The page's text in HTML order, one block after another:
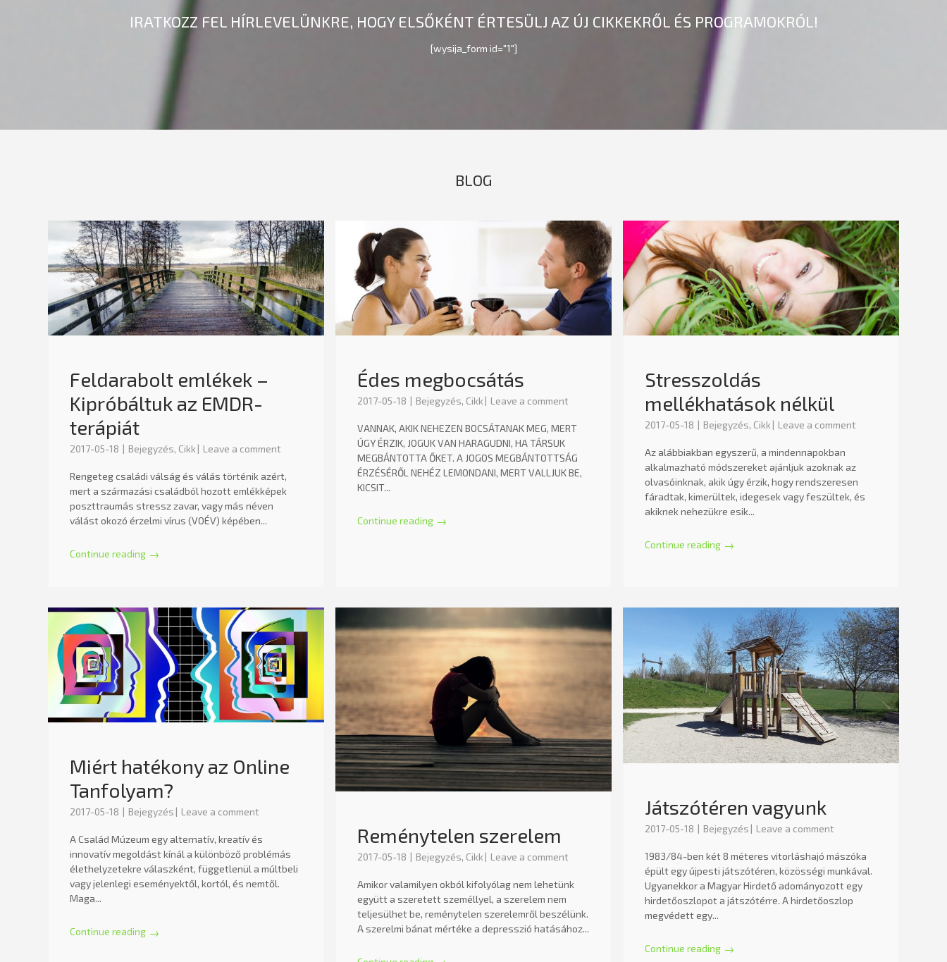
IRATKOZZ FEL HÍRLEVELÜNKRE, HOGY ELSŐKÉNT ÉRTESÜLJ AZ ÚJ CIKKEKRŐL ÉS PROGRAMOKRÓL!
[wysija_form id="1"]
BLOG
Feldarabolt emlékek –
Kipróbáltuk az EMDR-
terápiát
2017-05-18 Bejegyzés, Cikk Leave a comment
Rengeteg családi válság és válás történik azért,
mert a származási családból hozott emlékképek
poszttraumás stressz zavar, vagy más néven
válást okozó érzelmi vírus (VOÉV) képében...
Continue reading →
Édes megbocsátás
2017-05-18 Bejegyzés, Cikk Leave a comment
VANNAK, AKIK NEHEZEN BOCSÁTANAK MEG, MERT
ÚGY ÉRZIK, JOGUK VAN HARAGUDNI, HA TÁRSUK
MEGBÁNTOTTA ŐKET. A JOGOS MEGBÁNTOTTSÁG
ÉRZÉSÉRŐL NEHÉZ LEMONDANI, MERT VALLJUK BE,
KICSIT...
Continue reading →
Stresszoldás
mellékhatások nélkül
2017-05-18 Bejegyzés, Cikk Leave a comment
Az alábbiakban egyszerű, a mindennapokban
alkalmazható módszereket ajánljuk azoknak az
olvasóinknak, akik úgy érzik, hogy rendszeresen
fáradtak, kimerültek, idegesek vagy feszültek, és
akiknek nehezükre esik...
Continue reading →
Miért hatékony az Online
Tanfolyam?
2017-05-18 Bejegyzés Leave a comment
A Család Múzeum egy alternatív, kreatív és
innovatív megoldást kínál a különböző problémás
élethelyzetekre válaszként, függetlenül a múltbeli
vagy jelenlegi eseményektől, kortól, és nemtől.
Maga...
Continue reading →
Reménytelen szerelem
2017-05-18 Bejegyzés, Cikk Leave a comment
Amikor valamilyen okból kifolyólag nem lehetünk
együtt a szeretett személlyel, a szerelem nem
teljesülhet be, reménytelen szerelemről beszélünk.
A szerelmi bánat mértéke a depresszió hatásához...
Játszótéren vagyunk
2017-05-18 Bejegyzés Leave a comment
1983/84-ben két 8 méteres vitorláshajó mászóka
épült egy újpesti játszótéren, közösségi munkával.
Ugyanekkor a Magyar Hirdető adományozott egy
hirdetőoszlopot a játszótérre. A hirdetőoszlop
megvédett egy...
Continue reading →